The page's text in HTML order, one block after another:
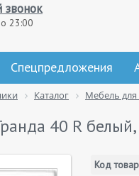
звонок
23:00
Спецпредложения
Каталог Мебель
40 R
Код